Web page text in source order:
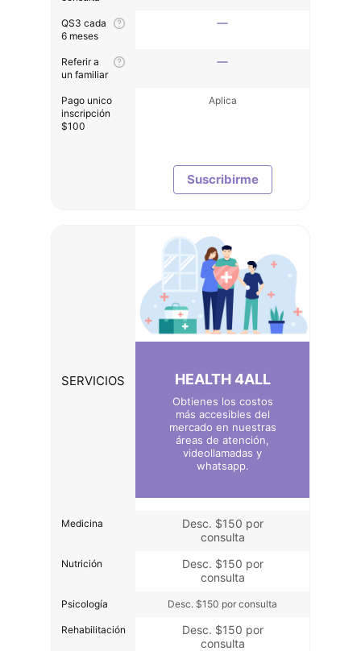
QS3 cada
6 meses
Referir a
un familiar
Pago unico
inscripción
$100
Aplica
Suscribirme
SERVICIOS
Medicina
Nutrición
Psicología
Rehabilitación
HEALTH 4ALL
Obtienes los costos
más accesibles del
mercado en nuestras
áreas de atención,
videollamadas y
whatsapp.
Desc. $150 por
consulta
Desc. $150 por
consulta
Desc. $150 por consulta
Desc. $150 por
consulta